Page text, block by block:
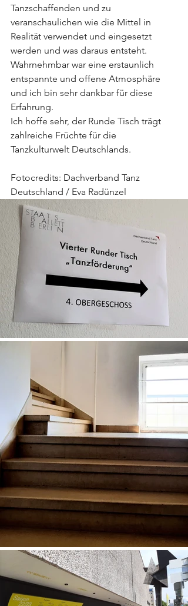
Tanzschaffenden und zu
veranschaulichen wie die Mittel in
Realität verwendet und eingesetzt
werden und was daraus entsteht.
Wahrnehmbar war eine erstaunlich
entspannte und offene Atmosphäre
und ich bin sehr dankbar für diese
Erfahrung.
Ich hoffe sehr, der Runde Tisch trägt
zahlreiche Früchte für die
Tanzkulturwelt Deutschlands.
Fotocredits: Dachverband Tanz
Deutschland / Eva Radünzel